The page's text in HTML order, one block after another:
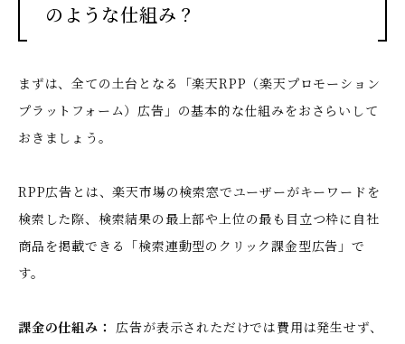
のような仕組み？
まずは、全ての土台となる「楽天RPP（楽天プロモーション
プラットフォーム）広告」の基本的な仕組みをおさらいして
おきましょう。
RPP広告とは、楽天市場の検索窓でユーザーがキーワードを
検索した際、検索結果の最上部や上位の最も目立つ枠に自社
商品を掲載できる「検索連動型のクリック課金型広告」で
す。
課金の仕組み： 広告が表示されただけでは費用は発生せず、